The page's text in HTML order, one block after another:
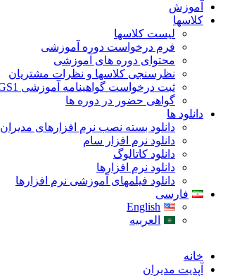
آموزش
کلاسها
لیست کلاسها
فرم درخواست دوره آموزشی
محتوای دوره های آموزشی
نظرسنجی کلاسها و نظرات مشتریان
ثبت درخواست گواهینامه آموزشی GS1
گواهی حضور در دوره ها
دانلود ها
دانلود بسته نصب نرم افزارهای مدیران
دانلود نرم افزار سام
دانلود کاتالوگ
دانلود نرم افزارها
دانلود فیلمهای آموزشی نرم افزارها
فارسی
English
العربیه
خانه
آپدیت مدیران